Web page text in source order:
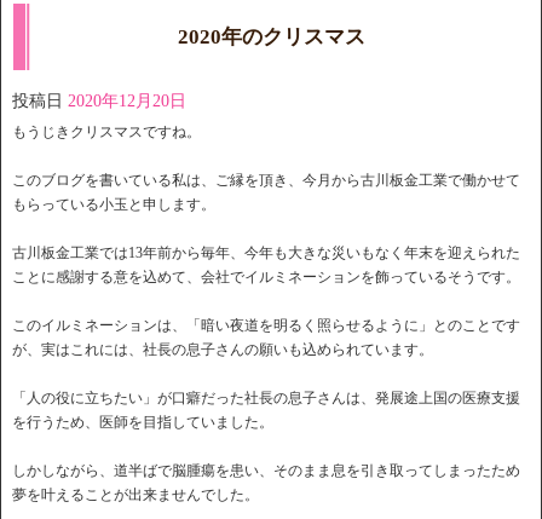
2020年のクリスマス
投稿日 2020年12月20日
もうじきクリスマスですね。
このブログを書いている私は、ご縁を頂き、今月から古川板金工業で働かせて
もらっている小玉と申します。
古川板金工業では13年前から毎年、今年も大きな災いもなく年末を迎えられた
ことに感謝する意を込めて、会社でイルミネーションを飾っているそうです。
このイルミネーションは、「暗い夜道を明るく照らせるように」とのことです
が、実はこれには、社長の息子さんの願いも込められています。
「人の役に立ちたい」が口癖だった社長の息子さんは、発展途上国の医療支援
を行うため、医師を目指していました。
しかしながら、道半ばで脳腫瘍を患い、そのまま息を引き取ってしまったため
夢を叶えることが出来ませんでした。